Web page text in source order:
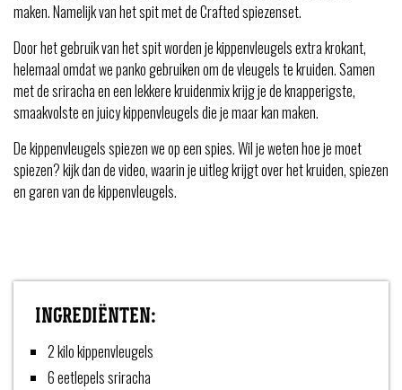
maken. Namelijk van het spit met de Crafted spiezenset.
Door het gebruik van het spit worden je kippenvleugels extra krokant,
helemaal omdat we panko gebruiken om de vleugels te kruiden. Samen
met de sriracha en een lekkere kruidenmix krijg je de knapperigste,
smaakvolste en juicy kippenvleugels die je maar kan maken.
De kippenvleugels spiezen we op een spies. Wil je weten hoe je moet
spiezen? kijk dan de video, waarin je uitleg krijgt over het kruiden, spiezen
en garen van de kippenvleugels.
INGREDIËNTEN:
2 kilo kippenvleugels
6 eetlepels sriracha